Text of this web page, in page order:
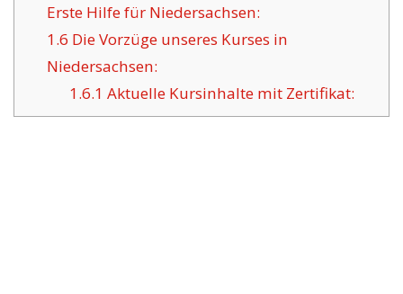
Erste Hilfe für Niedersachsen:
1.6 Die Vorzüge unseres Kurses in
Niedersachsen:
1.6.1 Aktuelle Kursinhalte mit Zertifikat: